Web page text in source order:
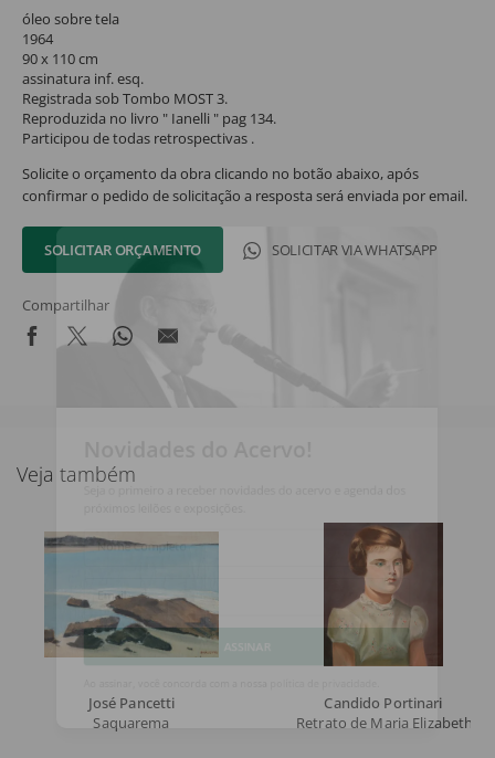
óleo sobre tela
1964
90 x 110 cm
assinatura inf. esq.
Registrada sob Tombo MOST 3.
Reproduzida no livro " Ianelli " pag 134.
Participou de todas retrospectivas .
Solicite o orçamento da obra clicando no botão abaixo, após
confirmar o pedido de solicitação a resposta será enviada por email.
SOLICITAR ORÇAMENTO SOLICITAR VIA WHATSAPP
Compartilhar
Veja também
José Pancetti
Saquarema
Candido Portinari
Retrato de Maria Elizabeth
Email
Ao assinar, você concorda com a nossa política de privacidade.